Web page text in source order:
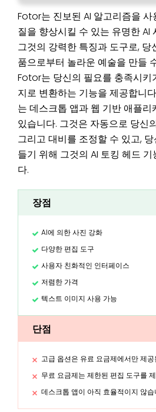
Fotor는 진보된 AI 알고리즘을
질을 향상시킬 수 있는 유명한 AI
그것의 강력한 특징과 도구로,
품으로부터 놀라운 예술을 만들
Fotor는 당신의 필요를 충족시키
지로 변환하는 기능을 제공합니
는 데스크톱 앱과 웹 기반 애플
있습니다. 그것은 자동으로 당신
그리고 대비를 조정할 수 있고,
들기 위해 그것의 AI 토킹 헤드
다.
장점
AI에 의한 사진 강화
다양한 편집 도구
사용자 친화적인 인터페이스
저렴한 가격
텍스트 이미지 사용 가능
단점
고급 옵션은 유료 요금제에서만 제
무료 요금제는 제한된 편집 도구를
데스크톱 앱이 아직 효율적이지 않